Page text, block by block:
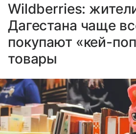
Wildberries:
Дагестана чаще
покупают «кей-
товары